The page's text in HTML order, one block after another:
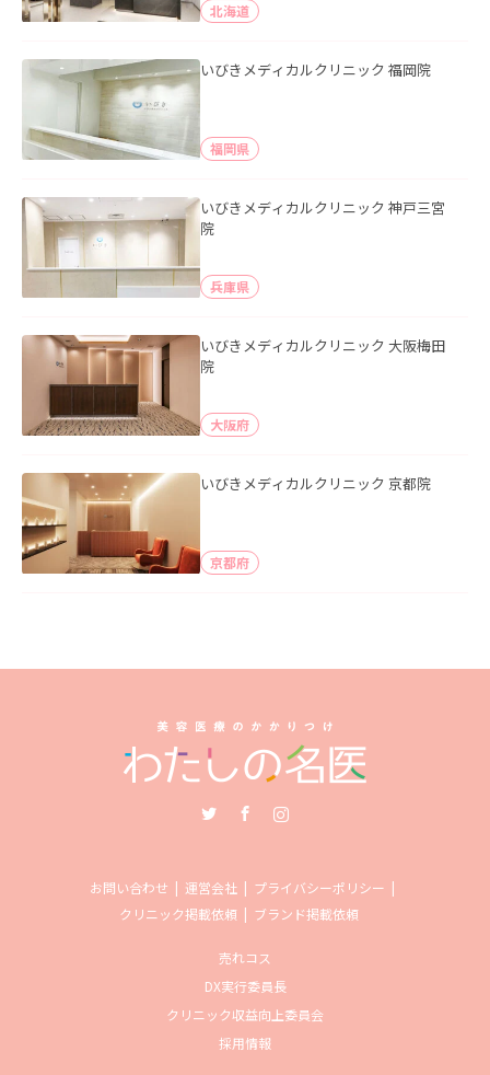
北海道
いびきメディカルクリニック 福岡院
福岡県
いびきメディカルクリニック 神戸三宮
院
兵庫県
いびきメディカルクリニック 大阪梅田
院
大阪府
いびきメディカルクリニック 京都院
京都府
お問い合わせ 運営会社
プライバシーポリシー
クリニック掲載依頼
ブランド掲載依頼
売れコス
DX実行委員長
クリニック収益向上委員会
採用情報